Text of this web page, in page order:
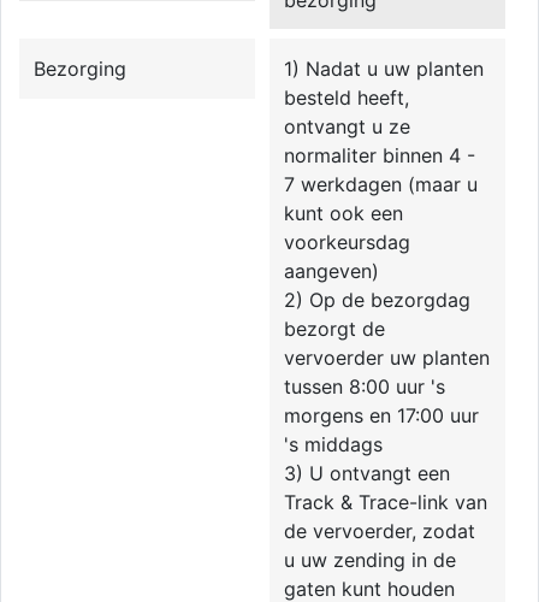
Bezorging
1) Nadat u uw planten
besteld heeft,
ontvangt u ze
normaliter binnen 4 -
7 werkdagen (maar u
kunt ook een
voorkeursdag
aangeven)
2) Op de bezorgdag
bezorgt de
vervoerder uw planten
tussen 8:00 uur 's
morgens en 17:00 uur
's middags
3) U ontvangt een
Track & Trace-link van
de vervoerder, zodat
u uw zending in de
gaten kunt houden